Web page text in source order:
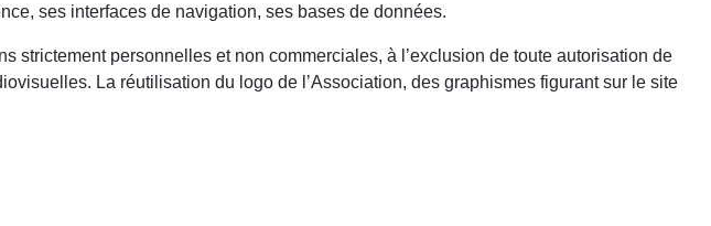
ses interfaces de navigation, ses bases de données.
strictement personnelles et non commerciales, à l’exclusion de toute autorisation de
La réutilisation du logo de l’Association, des graphismes figurant sur le site